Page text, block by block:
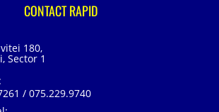
CONTACT RAPID
180,
Sector 1
/ 075.229.9740